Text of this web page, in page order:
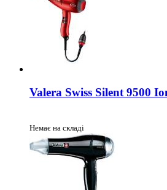
Valera Swiss Silent 9500
Немає на складі